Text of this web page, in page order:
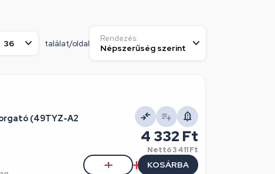
találat/oldal
Rendezés:
(49TYZ-A2
4 332 Ft
Nettó3 411 Ft
KOSÁRBA